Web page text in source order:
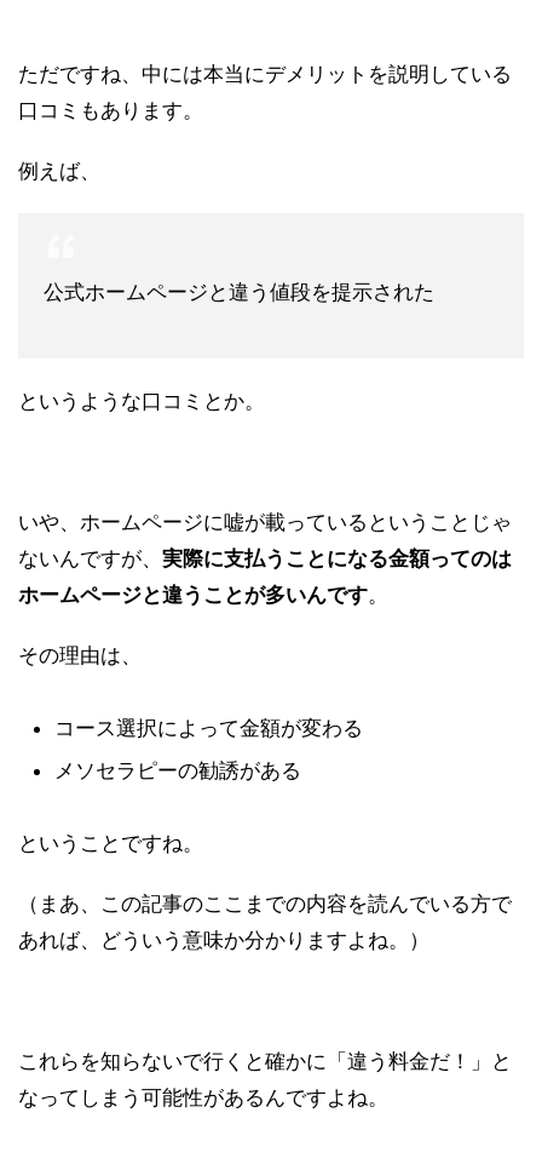
ただですね、中には本当にデメリットを説明している
口コミもあります。
例えば、
公式ホームページと違う値段を提示された
というような口コミとか。
いや、ホームページに嘘が載っているということじゃ
ないんですが、 実際に支払うことになる金額ってのは
ホームページと違うことが多いんです。
その理由は、
コース選択によって金額が変わる
メソセラピーの勧誘がある
ということですね。
（まあ、この記事のここまでの内容を読んでいる方で
あれば、どういう意味か分かりますよね。）
これらを知らないで行くと確かに「違う料金だ！」と
なってしまう可能性があるんですよね。